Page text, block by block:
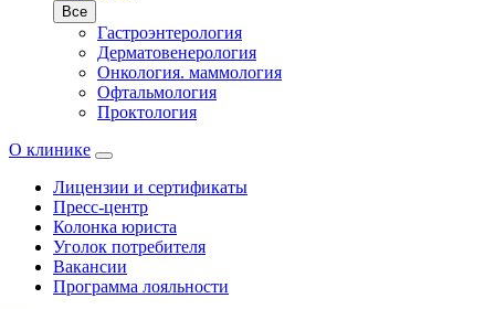
Все
Гастроэнтерология
Дерматовенерология
Онкология. маммология
Офтальмология
Проктология
О клинике
Лицензии и сертификаты
Пресс-центр
Колонка юриста
Уголок потребителя
Вакансии
Программа лояльности